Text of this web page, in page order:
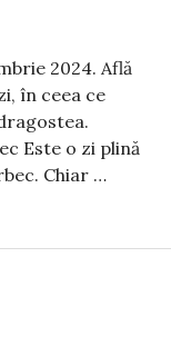
2024. Află
în ceea ce
Este o zi plină
Chiar …
2024.